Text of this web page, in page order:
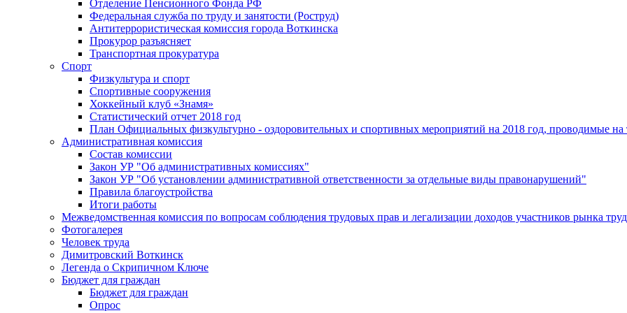
Отделение Пенсионного Фонда РФ
Федеральная служба по труду и занятости (Роструд)
Антитеррористическая комиссия города Воткинска
Прокурор разъясняет
Транспортная прокуратура
Спорт
Физкультура и спорт
Спортивные сооружения
Хоккейный клуб «Знамя»
Статистический отчет 2018 год
План Официальных физкультурно - оздоровительных и спортивных мероприятий на 2018 год, проводимые
Административная комиссия
Состав комиссии
Закон УР "Об административных комиссиях"
Закон УР "Об установлении административной ответственности за отдельные виды правонарушений"
Правила благоустройства
Итоги работы
Межведомственная комиссия по вопросам соблюдения трудовых прав и легализации доходов участников рынка
Фотогалерея
Человек труда
Димитровский Воткинск
Легенда о Скрипичном Ключе
Бюджет для граждан
Бюджет для граждан
Опрос